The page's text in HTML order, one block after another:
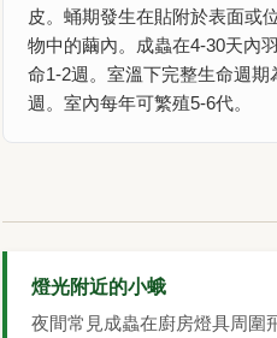
皮。蛹期發生在貼附於表面或
物中的繭內。成蟲在4-30天內
命1-2週。室溫下完整生命週期
週。室內每年可繁殖5-6代。
燈光附近的小蛾
夜間常見成蟲在廚房燈具周圍